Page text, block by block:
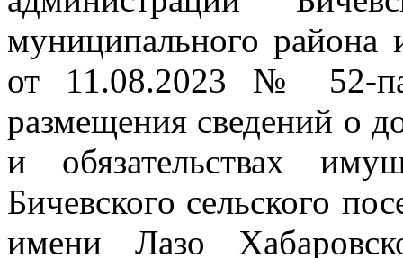
муниципального района
от 11.08.2023 № 52-
размещения сведений о
и обязательствах
Бичевского сельского
имени Лазо